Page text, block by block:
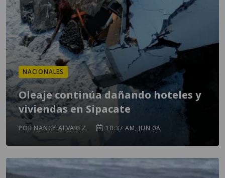
NACIONALES
Oleaje continúa dañando hoteles y
viviendas en Sipacate
POR NANCY ALVAREZ 10:37 AM, JUN 08